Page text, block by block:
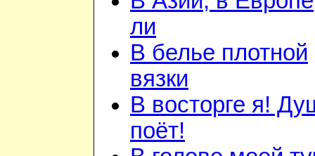
ли
В белье плотной
вязки
В восторге я!
поёт!